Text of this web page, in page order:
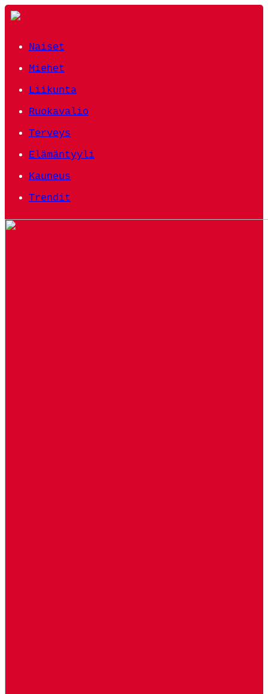
Naiset
Miehet
Liikunta
Ruokavalio
Terveys
Elämäntyyli
Kauneus
Trendit